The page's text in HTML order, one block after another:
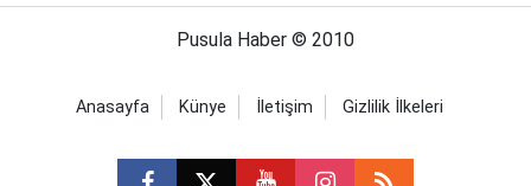
Pusula Haber © 2010
Anasayfa Künye İletişim Gizlilik İlkeleri